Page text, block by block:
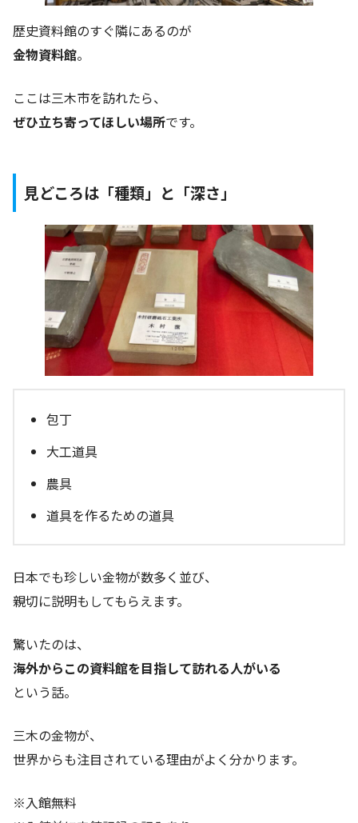
歴史資料館のすぐ隣にあるのが
金物資料館。
ここは三木市を訪れたら、
ぜひ立ち寄ってほしい場所です。
見どころは「種類」と「深さ」
包丁
大工道具
農具
道具を作るための道具
日本でも珍しい金物が数多く並び、
親切に説明もしてもらえます。
驚いたのは、
海外からこの資料館を目指して訪れる人がいる
という話。
三木の金物が、
世界からも注目されている理由がよく分かります。
※入館無料